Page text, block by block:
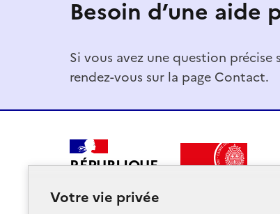
Votre vie privée
Besoin d’une aide
Si vous avez une question
rendez-vous sur la page Contact.
RÉPUBLIQUE